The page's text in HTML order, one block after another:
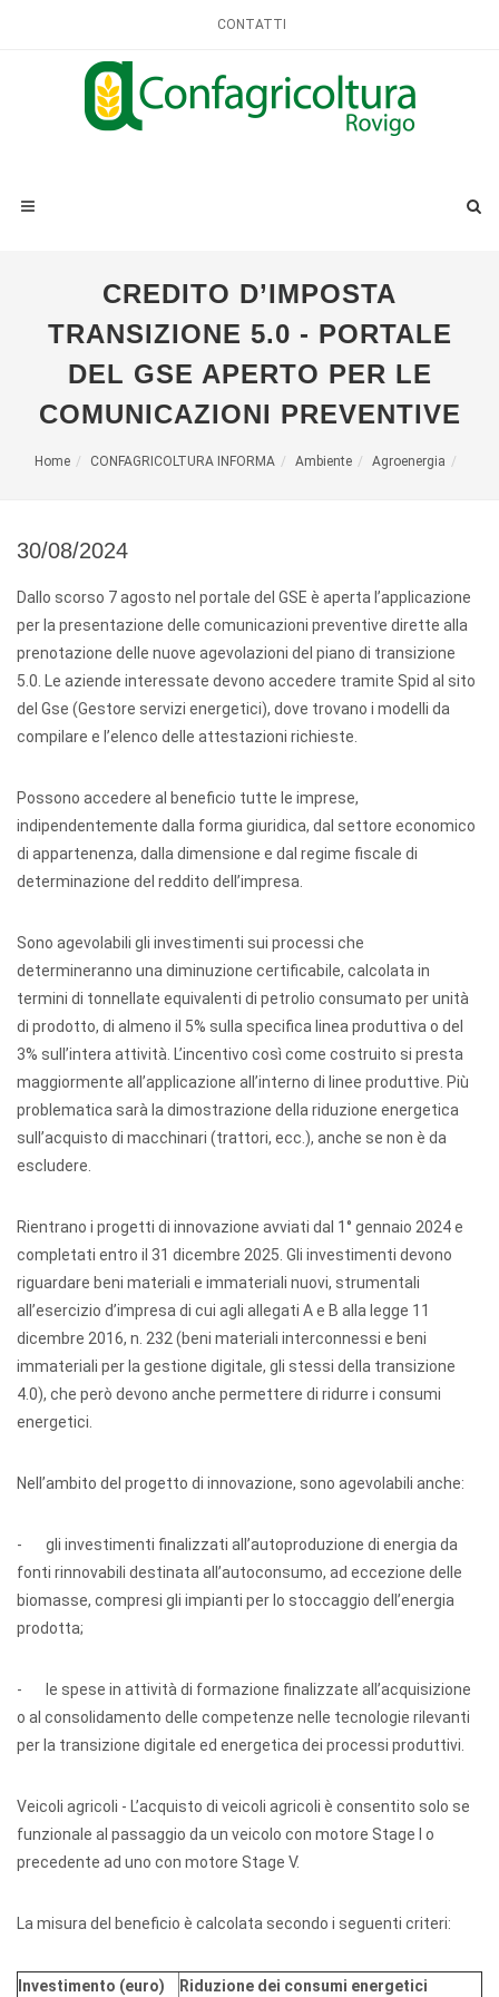
CONTATTI
CREDITO D’IMPOSTA
TRANSIZIONE 5.0 - PORTALE
DEL GSE APERTO PER LE
COMUNICAZIONI PREVENTIVE
Home CONFAGRICOLTURA INFORMA Ambiente Agroenergia
30/08/2024
Dallo scorso 7 agosto nel portale del GSE è aperta l’applicazione
per la presentazione delle comunicazioni preventive dirette alla
prenotazione delle nuove agevolazioni del piano di transizione
5.0. Le aziende interessate devono accedere tramite Spid al sito
del Gse (Gestore servizi energetici), dove trovano i modelli da
compilare e l’elenco delle attestazioni richieste.
Possono accedere al beneficio tutte le imprese,
indipendentemente dalla forma giuridica, dal settore economico
di appartenenza, dalla dimensione e dal regime fiscale di
determinazione del reddito dell’impresa.
Sono agevolabili gli investimenti sui processi che
determineranno una diminuzione certificabile, calcolata in
termini di tonnellate equivalenti di petrolio consumato per unità
di prodotto, di almeno il 5% sulla specifica linea produttiva o del
3% sull’intera attività. L’incentivo così come costruito si presta
maggiormente all’applicazione all’interno di linee produttive. Più
problematica sarà la dimostrazione della riduzione energetica
sull’acquisto di macchinari (trattori, ecc.), anche se non è da
escludere.
Rientrano i progetti di innovazione avviati dal 1° gennaio 2024 e
completati entro il 31 dicembre 2025. Gli investimenti devono
riguardare beni materiali e immateriali nuovi, strumentali
all’esercizio d’impresa di cui agli allegati A e B alla legge 11
dicembre 2016, n. 232 (beni materiali interconnessi e beni
immateriali per la gestione digitale, gli stessi della transizione
4.0), che però devono anche permettere di ridurre i consumi
energetici.
Nell’ambito del progetto di innovazione, sono agevolabili anche:
- gli investimenti finalizzati all’autoproduzione di energia da
fonti rinnovabili destinata all’autoconsumo, ad eccezione delle
biomasse, compresi gli impianti per lo stoccaggio dell’energia
prodotta;
- le spese in attività di formazione finalizzate all’acquisizione
o al consolidamento delle competenze nelle tecnologie rilevanti
per la transizione digitale ed energetica dei processi produttivi.
Veicoli agricoli - L’acquisto di veicoli agricoli è consentito solo se
funzionale al passaggio da un veicolo con motore Stage I o
precedente ad uno con motore Stage V.
La misura del beneficio è calcolata secondo i seguenti criteri:
Investimento (euro) Riduzione dei consumi energetici